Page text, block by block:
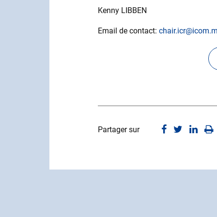
Kenny LIBBEN
Email de contact:
Partager sur